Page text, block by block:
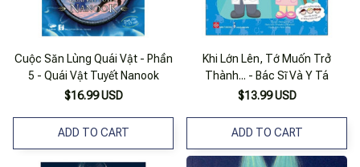
Cuộc Săn Lùng Quái Vật - Phần
5 - Quái Vật Tuyết Nanook
$16.99 USD
ADD TO CART
Khi Lớn Lên, Tớ Muốn Trở
Thành... - Bác Sĩ Và Y Tá
$13.99 USD
ADD TO CART